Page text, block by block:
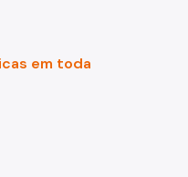
em toda